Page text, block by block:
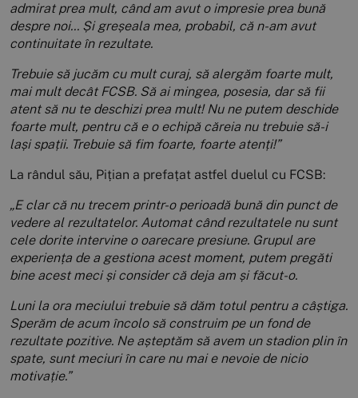
admirat prea mult, când am avut o impresie prea bună
despre noi... Și greșeala mea, probabil, că n-am avut
continuitate în rezultate.
Trebuie să jucăm cu mult curaj, să alergăm foarte mult,
mai mult decât FCSB. Să ai mingea, posesia, dar să fii
atent să nu te deschizi prea mult! Nu ne putem deschide
foarte mult, pentru că e o echipă căreia nu trebuie să-i
lași spații. Trebuie să fim foarte, foarte atenți!”
La rândul său, Pițian a prefațat astfel duelul cu FCSB:
„E clar că nu trecem printr-o perioadă bună din punct de
vedere al rezultatelor. Automat când rezultatele nu sunt
cele dorite intervine o oarecare presiune. Grupul are
experiența de a gestiona acest moment, putem pregăti
bine acest meci și consider că deja am și făcut-o.
Luni la ora meciului trebuie să dăm totul pentru a câștiga.
Sperăm de acum încolo să construim pe un fond de
rezultate pozitive. Ne așteptăm să avem un stadion plin în
spate, sunt meciuri în care nu mai e nevoie de nicio
motivație.”